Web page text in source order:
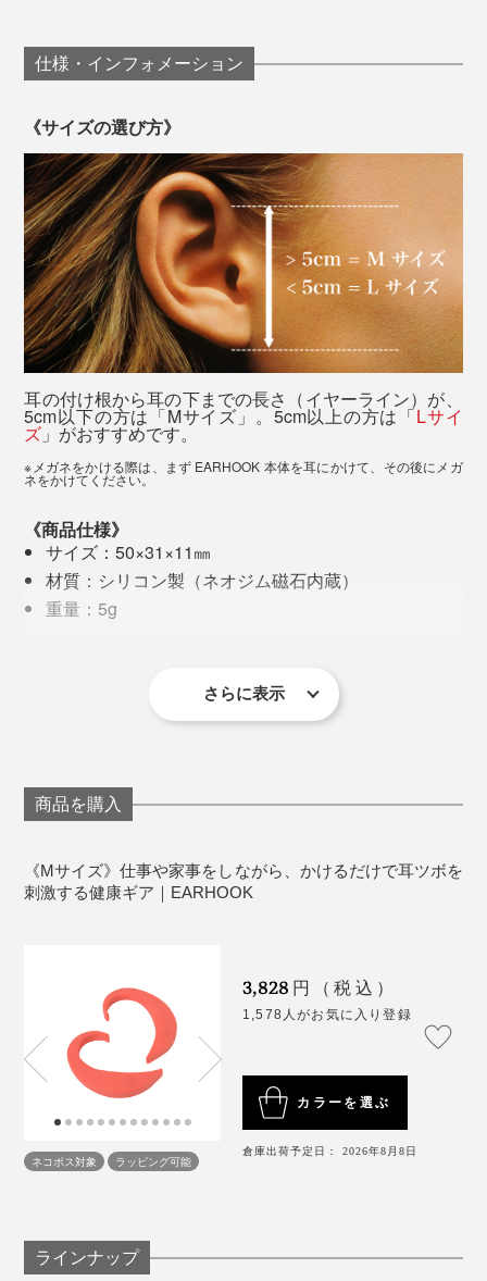
長時間同じ姿勢で一つの画面を凝視し、目などを酷使す
ると、身体だけでなく、脳も疲れてしまいます。
こんな症状が出てきたら、脳が悲鳴を上げている証拠。
物覚えが悪くなる
判断力が鈍る
イライラする
何をするのも面倒に感じる
そんな深刻な状態になる前に、自分を労ることが何より
る際は、以下のことに注意してくださいね。
正しい姿勢をキープできる椅子を使う
モニター周囲と部屋の明るさに著しい差がないよう
パソコンのディスプレイは、その画面の上端が眼の
高さとほぼ同じか、やや下になる高さにする
寝室にスマホを持ち込まない
毎日少しでも、パソコンやスマホから離れる時間を
仕様・インフォメーション
《サイズの選び方》
耳の付け根から耳の下までの長さ（イヤーライン）が、
5cm以下の方は「Mサイズ」。5cm以上の方は「Lサイ
ズ 」がおすすめです。
※メガネをかける際は、まず EARHOOK 本体を耳にかけて、その後にメガ
ネをかけてください。
《商品仕様》
サイズ：50×31×11㎜
材質：シリコン製（ネオジム磁石内蔵）
重量：5g
※1日30分以上の装着をおすすめします。
さらに表示
商品を購入
《Mサイズ》仕事や家事をしながら、かけるだけで耳ツボを
刺激する健康ギア｜EARHOOK
ネコポス対象 ラッピング可能
3,828 円（税込）
1,578人がお気に入り登録
カラーを選ぶ
倉庫出荷予定日： 2026年8月8日
ラインナップ